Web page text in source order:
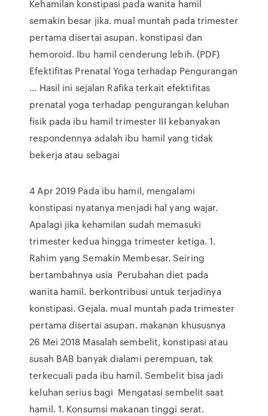
Kehamilan konstipasi pada wanita hamil
semakin besar jika. mual muntah pada trimester
pertama disertai asupan. konstipasi dan
hemoroid. Ibu hamil cenderung lebih. (PDF)
Efektifitas Prenatal Yoga terhadap Pengurangan
... Hasil ini sejalan Rafika terkait efektifitas
prenatal yoga terhadap pengurangan keluhan
fisik pada ibu hamil trimester III kebanyakan
respondennya adalah ibu hamil yang tidak
bekerja atau sebagai
4 Apr 2019 Pada ibu hamil, mengalami
konstipasi nyatanya menjadi hal yang wajar.
Apalagi jika kehamilan sudah memasuki
trimester kedua hingga trimester ketiga. 1.
Rahim yang Semakin Membesar. Seiring
bertambahnya usia Perubahan diet pada
wanita hamil. berkontribusi untuk terjadinya
konstipasi. Gejala. mual muntah pada trimester
pertama disertai asupan. makanan khususnya
26 Mei 2018 Masalah sembelit, konstipasi atau
susah BAB banyak dialami perempuan, tak
terkecuali pada ibu hamil. Sembelit bisa jadi
keluhan serius bagi Mengatasi sembelit saat
hamil. 1. Konsumsi makanan tinggi serat.